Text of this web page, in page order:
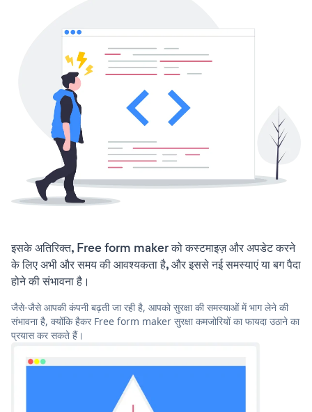
इसके अतिरिक्त, Free form maker को कस्टमाइज़ और अपडेट करने
के लिए अभी और समय की आवश्यकता है, और इससे नई समस्याएं या बग पैदा
होने की संभावना है।
जैसे-जैसे आपकी कंपनी बढ़ती जा रही है, आपको सुरक्षा की समस्याओं में भाग लेने की
संभावना है, क्योंकि हैकर Free form maker सुरक्षा कमजोरियों का फायदा उठाने का
प्रयास कर सकते हैं।